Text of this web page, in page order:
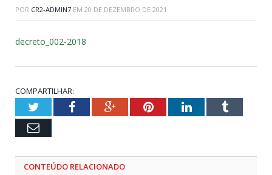
POR CR2-ADMIN7 EM 20 DE DEZEMBRO DE 2021
decreto_002-2018
COMPARTILHAR:
TwitterFacebookGoogle+PinterestLinkedInTumblr
Email
CONTEÚDO RELACIONADO